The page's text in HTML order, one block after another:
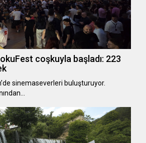
coşkuyla başladı: 223
sinemaseverleri buluşturuyor.